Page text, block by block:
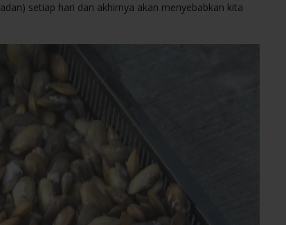
setiap hari dan akhirnya akan menyebabkan kita